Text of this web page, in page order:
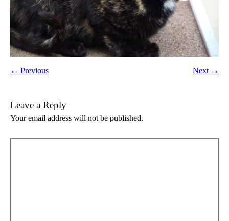
← Previous Next →
Leave a Reply
Your email address will not be published.